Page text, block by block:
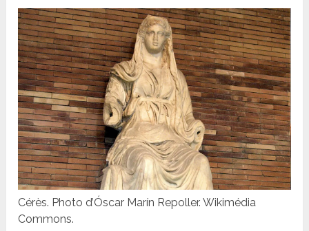
Cérès. Photo d’Óscar Marín Repoller. Wikimédia
Commons.